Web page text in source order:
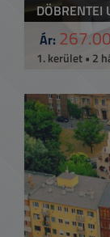
DÖBRENTEI
Ár:
1. kerület • 2